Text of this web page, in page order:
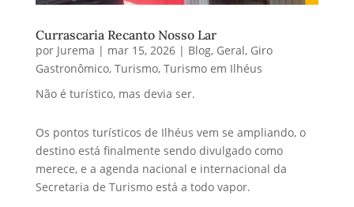
Currascaria Recanto Nosso Lar
por Jurema | mar 15, 2026| Blog, Geral, Giro
Gastronômico, Turismo, Turismo em Ilhéus
Não é turístico, mas devia ser.
Os pontos turísticos de Ilhéus vem se ampliando, o
destino está finalmente sendo divulgado como
merece, e a agenda nacional e internacional da
Secretaria de Turismo está a todo vapor.